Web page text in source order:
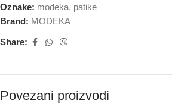
Oznake: modeka, patike
Brand: MODEKA
Share:
Povezani proizvodi